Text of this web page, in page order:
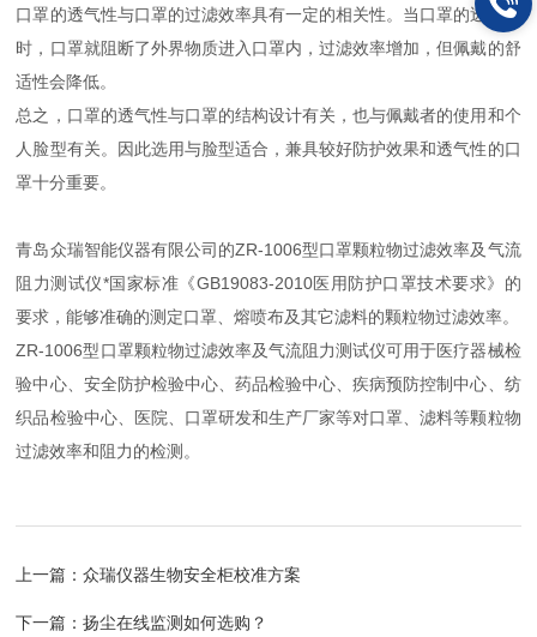
口罩的透气性与口罩的过滤效率具有一定的相关性。当口罩的透气差
时，口罩就阻断了外界物质进入口罩内，过滤效率增加，但佩戴的舒
适性会降低。
总之，口罩的透气性与口罩的结构设计有关，也与佩戴者的使用和个
人脸型有关。因此选用与脸型适合，兼具较好防护效果和透气性的口
罩十分重要。
青岛众瑞智能仪器有限公司的ZR-1006型口罩颗粒物过滤效率及气流
阻力测试仪*国家标准《GB19083-2010医用防护口罩技术要求》的
要求，能够准确的测定口罩、熔喷布及其它滤料的颗粒物过滤效率。
ZR-1006型口罩颗粒物过滤效率及气流阻力测试仪可用于医疗器械检
验中心、安全防护检验中心、药品检验中心、疾病预防控制中心、纺
织品检验中心、医院、口罩研发和生产厂家等对口罩、滤料等颗粒物
过滤效率和阻力的检测。
上一篇：众瑞仪器生物安全柜校准方案
下一篇：扬尘在线监测如何选购？